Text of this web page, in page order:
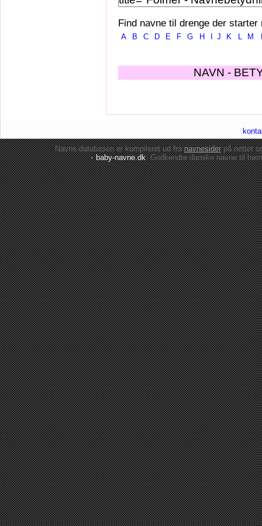
Find navne til drenge der starter
A B C D E F G H J K L M
NAVN -
Navne-databasen er kompileret ud franavnesiderpå nettet
•baby-navne.dk: Godkendte danskenavne til børn